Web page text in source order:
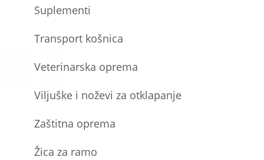
Suplementi
Transport košnica
Veterinarska oprema
Viljuške i noževi za otklapanje
Zaštitna oprema
Žica za ramo